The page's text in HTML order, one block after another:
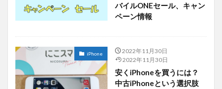
バイルONEセール、キャン
ペーン情報
iPhone
2022年11月30日
2022年11月30日
安くiPhoneを買うには？
中古iPhoneという選択肢